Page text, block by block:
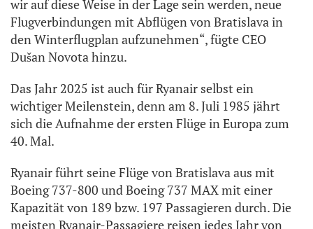
wir auf diese Weise in der Lage sein werden, neue
Flugverbindungen mit Abflügen von Bratislava in
den Winterflugplan aufzunehmen“, fügte CEO
Dušan Novota hinzu.
Das Jahr 2025 ist auch für Ryanair selbst ein
wichtiger Meilenstein, denn am 8. Juli 1985 jährt
sich die Aufnahme der ersten Flüge in Europa zum
40. Mal.
Ryanair führt seine Flüge von Bratislava aus mit
Boeing 737-800 und Boeing 737 MAX mit einer
Kapazität von 189 bzw. 197 Passagieren durch. Die
meisten Ryanair-Passagiere reisen jedes Jahr von